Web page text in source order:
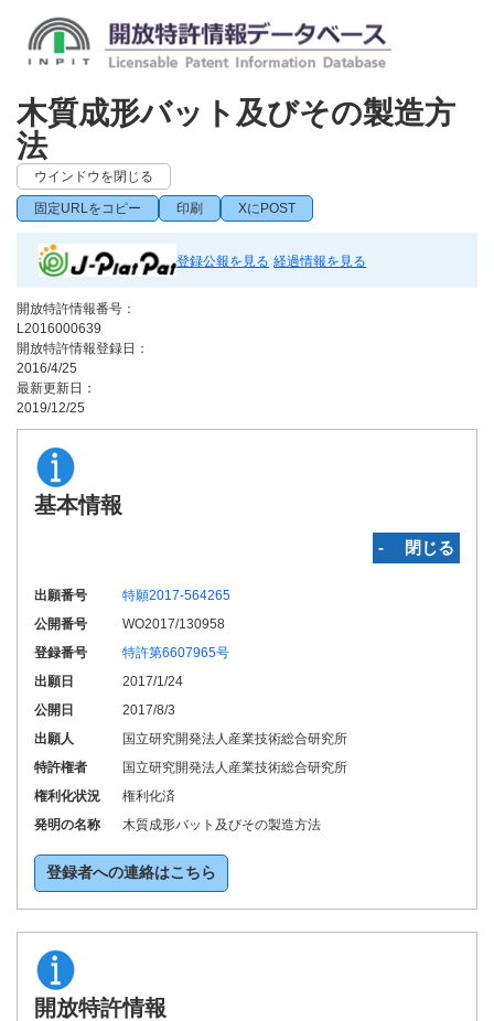
木質成形バット及びその製造方
法
ウインドウを閉じる
固定URLをコピー 印刷 XにPOST
登録公報を見る 経過情報を見る
開放特許情報番号：
L2016000639
開放特許情報登録日：
2016/4/25
最新更新日：
2019/12/25
基本情報
‐ 閉じる
出願番号
特願2017-564265
公開番号
WO2017/130958
登録番号
特許第6607965号
出願日
2017/1/24
公開日
2017/8/3
出願人
国立研究開発法人産業技術総合研究所
特許権者
国立研究開発法人産業技術総合研究所
権利化状況
権利化済
発明の名称
木質成形バット及びその製造方法
登録者への連絡はこちら
開放特許情報